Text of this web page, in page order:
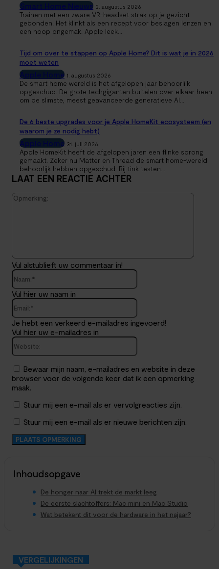
Smart Home Nieuws 3. augustus 2026
Trainen met een zware VR-headset strak op je gezicht
gebonden. Het klinkt als een recept voor beslagen lenzen en
een hoop ongemak. Apple leek...
Tijd om over te stappen op Apple Home? Dit is wat je in 2026
moet weten
Apple Home 1. augustus 2026
De smart home wereld is het afgelopen jaar behoorlijk
opgeschud. De grote techgiganten buitelen over elkaar heen
om de slimste, meest geavanceerde generatieve AI...
De 6 beste upgrades voor je Apple HomeKit ecosysteem (en
waarom je ze nodig hebt)
Apple Home 31. juli 2026
Apple HomeKit heeft de afgelopen jaren een flinke sprong
gemaakt. Zeker nu Matter en Thread de smart home-wereld
behoorlijk hebben opgeschud. Bij tink testen...
LAAT EEN REACTIE ACHTER
Vul alstublieft uw commentaar in!
Naam:*
Vul hier uw naam in
Email:*
Je hebt een verkeerd e-mailadres ingevoerd!
Vul hier uw e-mailadres in
Website:
Bewaar mijn naam, e-mailadres en website in deze
browser voor de volgende keer dat ik een opmerking
maak.
Stuur mij een e-mail als er vervolgreacties zijn.
Stuur mij een e-mail als er nieuwe berichten zijn.
Inhoudsopgave
De honger naar AI trekt de markt leeg
De eerste slachtoffers: Mac mini en Mac Studio
Wat betekent dit voor de hardware in het najaar?
VERGELIJKINGEN